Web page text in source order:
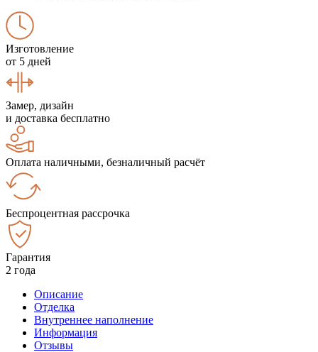
Изготовление
от 5 дней
Замер, дизайн
и доставка бесплатно
Оплата наличными, безналичный расчёт
Беспроцентная рассрочка
Гарантия
2 года
Описание
Отделка
Внутреннее наполнение
Информация
Отзывы